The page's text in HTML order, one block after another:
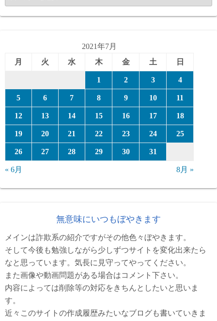
テ
ゴ
2021年7月
月
火 水 木 金 土 日
1 2 3 4
5 6 7 8 9 10 11
12 13 14 15 16 17 18
19 20 21 22 23 24 25
26 27 28 29 30 31
« 6月 8月 »
無意味にいつもぼやきます
メインは詐欺系の紹介ですがその他色々ぼやきます。
そして今後も勉強しながら少しずつサイトを変化出来たら
なと思っています。気長に見守ってやってください。
また画像や動画問題がある場合はコメント下さい。
内容によっては削除等の対応をきちんとしたいと思いま
す。
近々このサイトの作成履歴みたいなブログも書いていきま